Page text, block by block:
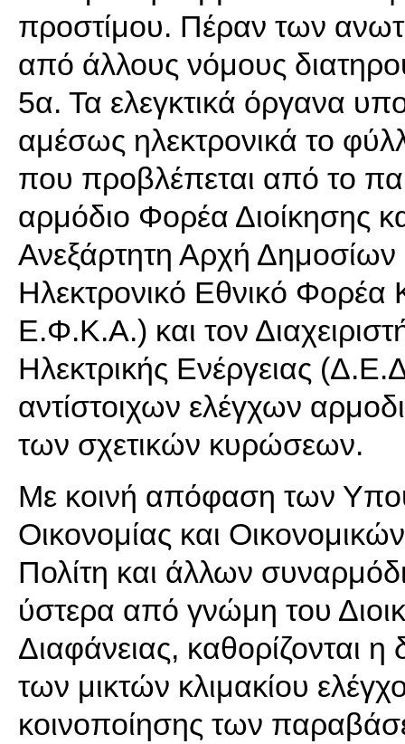
προστίμου. Πέραν των
από άλλους νόμους
5α. Τα ελεγκτικά όργανα
αμέσως ηλεκτρονικά το
που προβλέπεται από το
αρμόδιο Φορέα Διοίκησης
Ανεξάρτητη Αρχή
Ηλεκτρονικό Εθνικό Φορέα
Ε.Φ.Κ.Α.) και τον
Ηλεκτρικής Ενέργειας
αντίστοιχων ελέγχων
των σχετικών κυρώσεων.
Με κοινή απόφαση των
Οικονομίας και
Πολίτη και άλλων
ύστερα από γνώμη του
Διαφάνειας, καθορίζονται
των μικτών κλιμακίου
κοινοποίησης των